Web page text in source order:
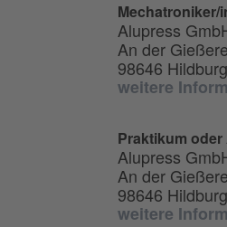
Mechatroniker/
Alupress
An der
98646
weitere
Praktikum
Alupress
An der
98646
weitere